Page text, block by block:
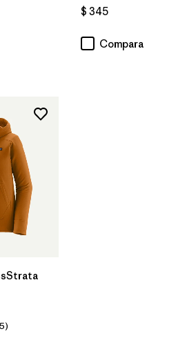
$ 345
Compara
5Comentarios
)